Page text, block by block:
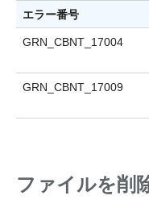
エラー番号
GRN_CBNT_17004
GRN_CBNT_17009
ファイルを削